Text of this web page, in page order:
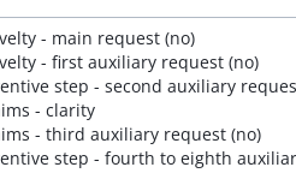
- main request (no)
- first auxiliary request (no)
step - second auxiliary
- clarity
- third auxiliary request (no)
step - fourth to eighth